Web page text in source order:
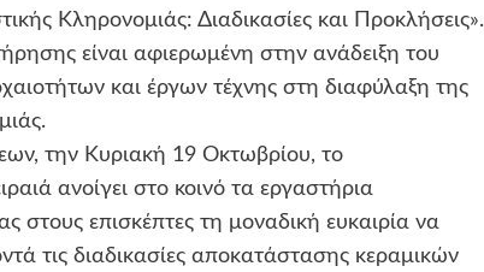
Κληρονομιάς: Διαδικασίες και Προκλήσεις».
είναι αφιερωμένη στην ανάδειξη του
και έργων τέχνης στη διαφύλαξη της
την Κυριακή 19 Οκτωβρίου, το
ανοίγει στο κοινό τα εργαστήρια
στους επισκέπτες τη μοναδική ευκαιρία να
τις διαδικασίες αποκατάστασης κεραμικών